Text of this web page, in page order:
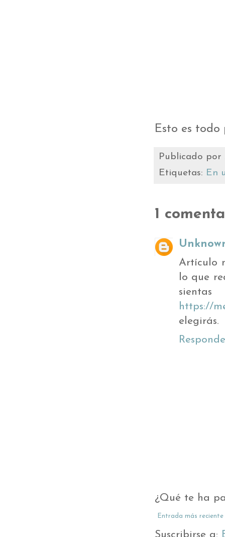
Esto es todo
Publicado por
Etiquetas: En
1
Artículo
lo que
https://
elegirás.
¿Qué te ha
Entrada más reciente
Suscribirse a: